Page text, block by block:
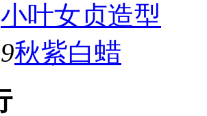
小叶女贞造型
9秋紫白蜡